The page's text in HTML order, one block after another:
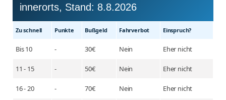
innerorts, Stand: 8.8.2026
Zu schnell Punkte Buß­geld Fahr­verbot Einspruch?
Bis 10 - 30€ Nein Eher nicht
11 - 15 - 50€ Nein Eher nicht
16 - 20 - 70€ Nein Eher nicht